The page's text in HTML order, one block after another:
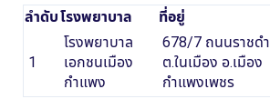
ลำดับโรงพยาบาล ที่อยู่
1
โรงพยาบาล
เอกชนเมือง
กำแพง
678/7 ถนนราชด
ต.ในเมือง อ.เมือง
กำแพงเพชร